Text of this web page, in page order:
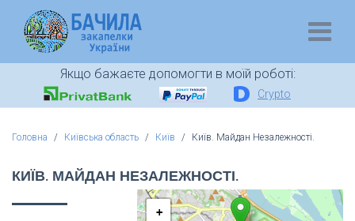
Якщо бажаєте допомогти в моїй роботі:
Crypto
Головна Київська область Київ Київ. Майдан Незалежності.
КИЇВ. МАЙДАН НЕЗАЛЕЖНОСТІ.
+